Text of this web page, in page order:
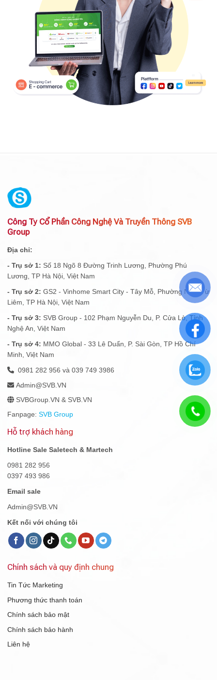
Công Ty Cổ Phần Công Nghệ Và Truyền Thông SVB
Group
Địa chỉ:
- Trụ sở 1: Số 18 Ngõ 8 Đường Trinh Lương, Phường Phú
Lương, TP Hà Nội, Việt Nam
- Trụ sở 2: GS2 - Vinhome Smart City - Tây Mỗ, Phường Nam Từ
Liêm, TP Hà Nội, Việt Nam
- Trụ sở 3: SVB Group - 102 Phạm Nguyễn Du, P. Cửa Lò, Tỉnh
Nghệ An, Việt Nam
- Trụ sở 4: MMO Global - 33 Lê Duẩn, P. Sài Gòn, TP Hồ Chí
Minh, Việt Nam
0981 282 956 và 039 749 3986
Admin@SVB.VN
SVBGroup.VN & SVB.VN
Fanpage: SVB Group
Hỗ trợ khách hàng
Hotline Sale Saletech & Martech
0981 282 956
0397 493 986
Email sale
Admin@SVB.VN
Kết nối với chúng tôi
Chính sách và quy định chung
Tin Tức Marketing
Phương thức thanh toán
Chính sách bảo mật
Chính sách bảo hành
Liên hệ